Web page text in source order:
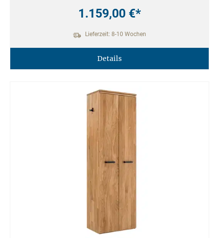
1.159,00 €*
Lieferzeit: 8-10 Wochen
Details